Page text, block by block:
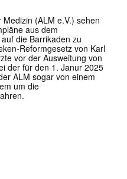
(ALM e.V.) sehen
aus dem
die Barrikaden zu
Reformgesetz von Karl
vor der Ausweitung von
der für den 1. Janur 2025
ALM sogar von einem
um die